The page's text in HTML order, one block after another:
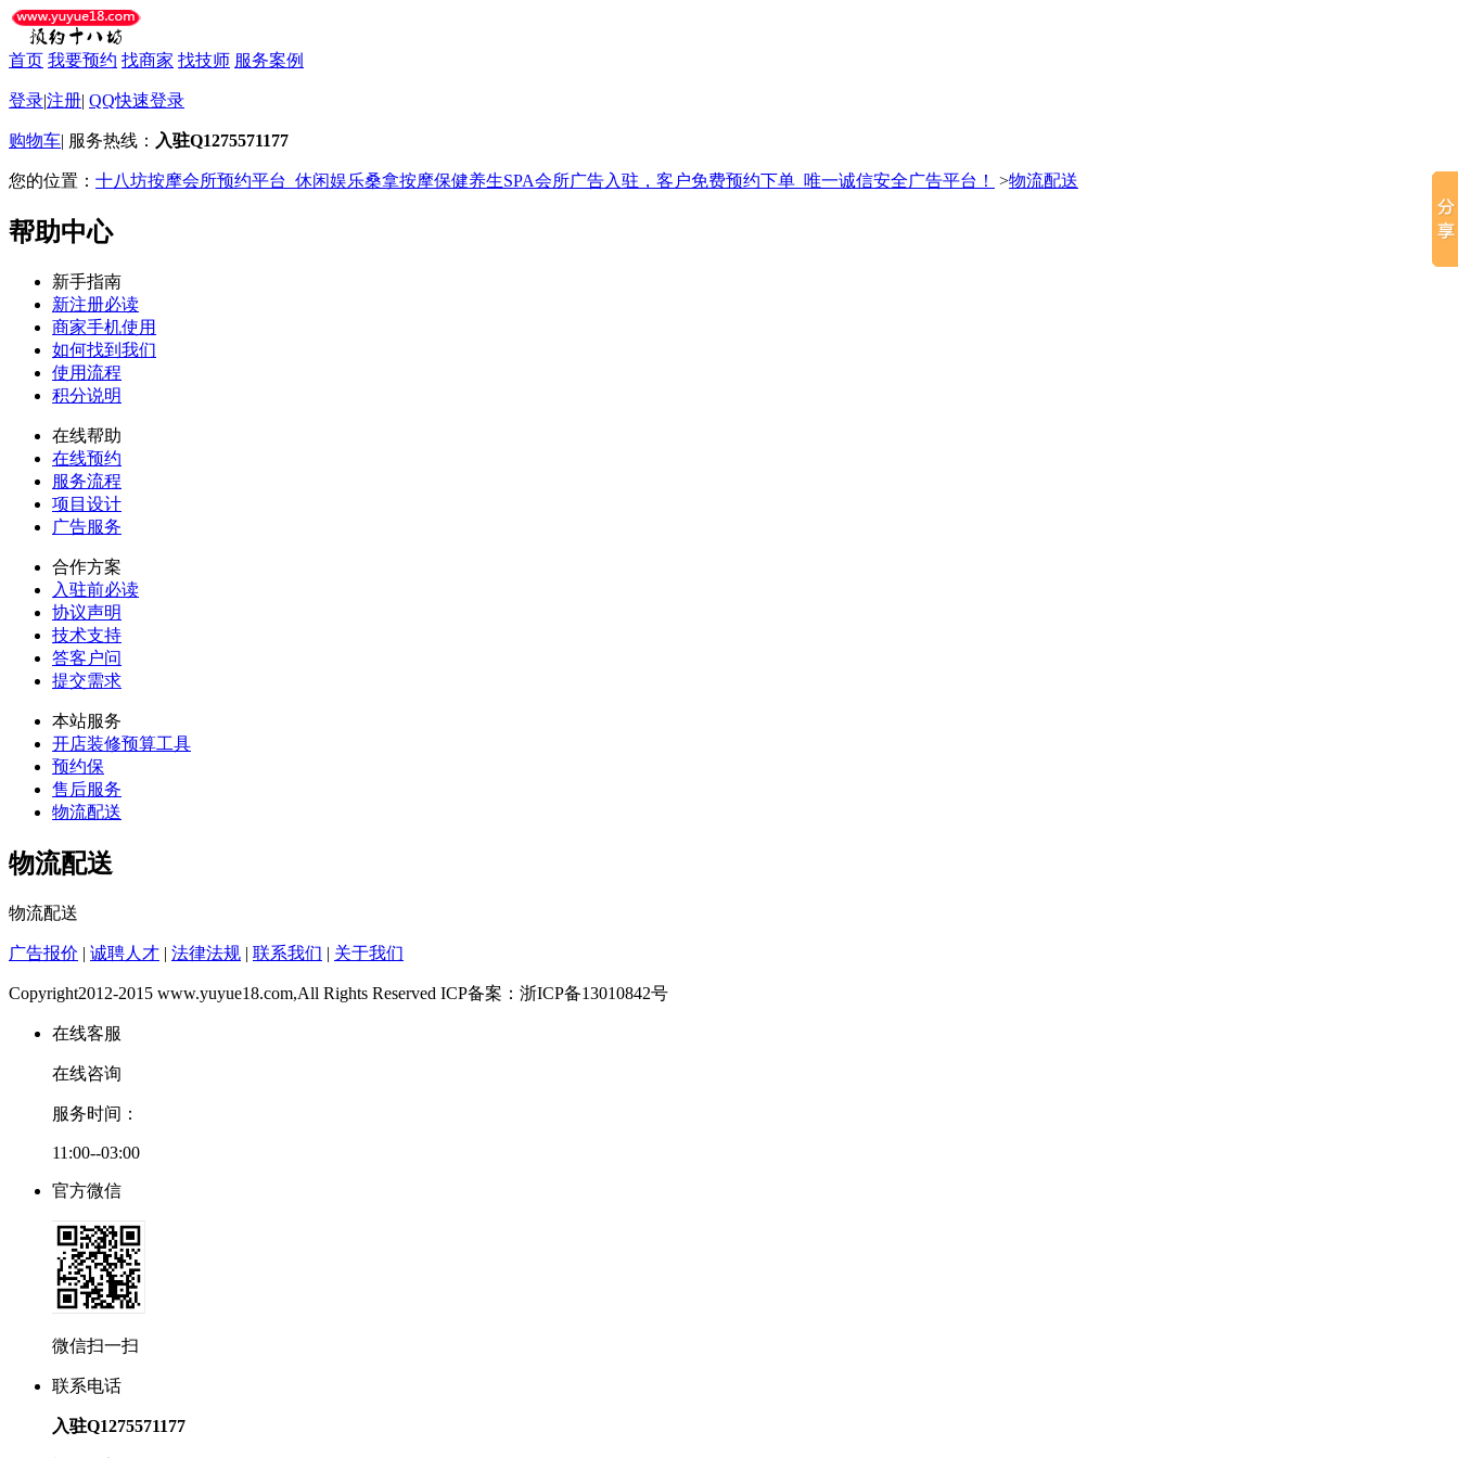
首页 我要预约 找商家 找技师 服务案例
登录|注册| QQ快速登录
购物车| 服务热线： 入驻Q1275571177
您的位置： 十八坊按摩会所预约平台_休闲娱乐桑拿按摩保健养生SPA会所广告入驻，客户免费预约下单_唯一诚信安全广告平台！ >物流配送
帮助中心
新手指南
新注册必读
商家手机使用
如何找到我们
使用流程
积分说明
在线帮助
在线预约
服务流程
项目设计
广告服务
合作方案
入驻前必读
协议声明
技术支持
答客户问
提交需求
本站服务
开店装修预算工具
预约保
售后服务
物流配送
物流配送
物流配送
广告报价 | 诚聘人才 | 法律法规 | 联系我们 | 关于我们
Copyright2012-2015 www.yuyue18.com,All Rights Reserved ICP备案：浙ICP备13010842号
在线客服
在线咨询
服务时间：
11:00--03:00
官方微信
微信扫一扫
联系电话
入驻Q1275571177